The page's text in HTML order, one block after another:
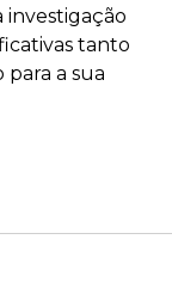
investigação
tanto
a sua